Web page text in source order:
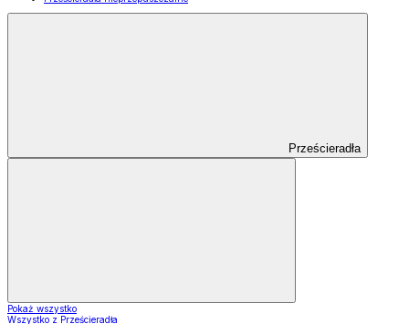
Prześcieradła
Pokaż wszystko
Wszystko z Prześcieradła